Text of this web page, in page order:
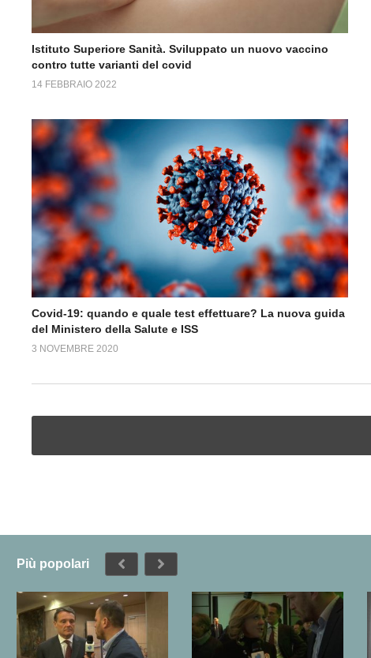
Istituto Superiore Sanità. Sviluppato un nuovo vaccino
contro tutte varianti del covid
14 FEBBRAIO 2022
Covid-19: quando e quale test effettuare? La nuova guida
del Ministero della Salute e ISS
3 NOVEMBRE 2020
Più popolari